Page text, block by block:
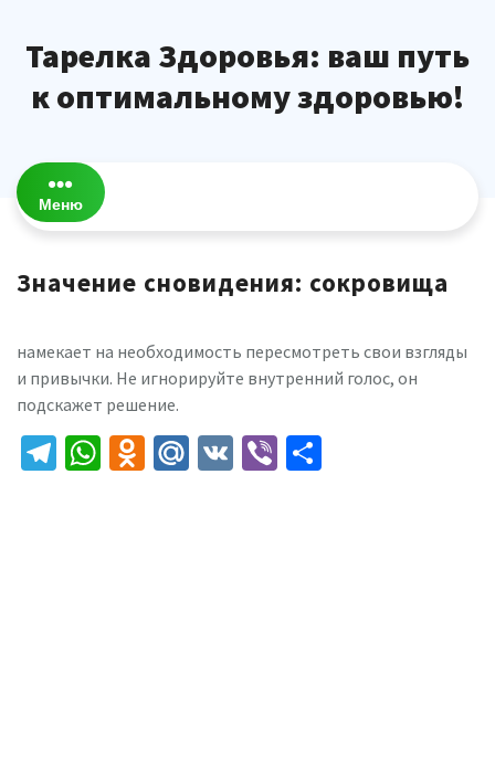
содержимому
Тарелка Здоровья: ваш путь
к оптимальному здоровью!
Меню
Значение сновидения: сокровища
намекает на необходимость пересмотреть свои взгляды
и привычки. Не игнорируйте внутренний голос, он
подскажет решение.
Telegram
WhatsApp
Odnoklassniki
Mail.Ru
VK Viber